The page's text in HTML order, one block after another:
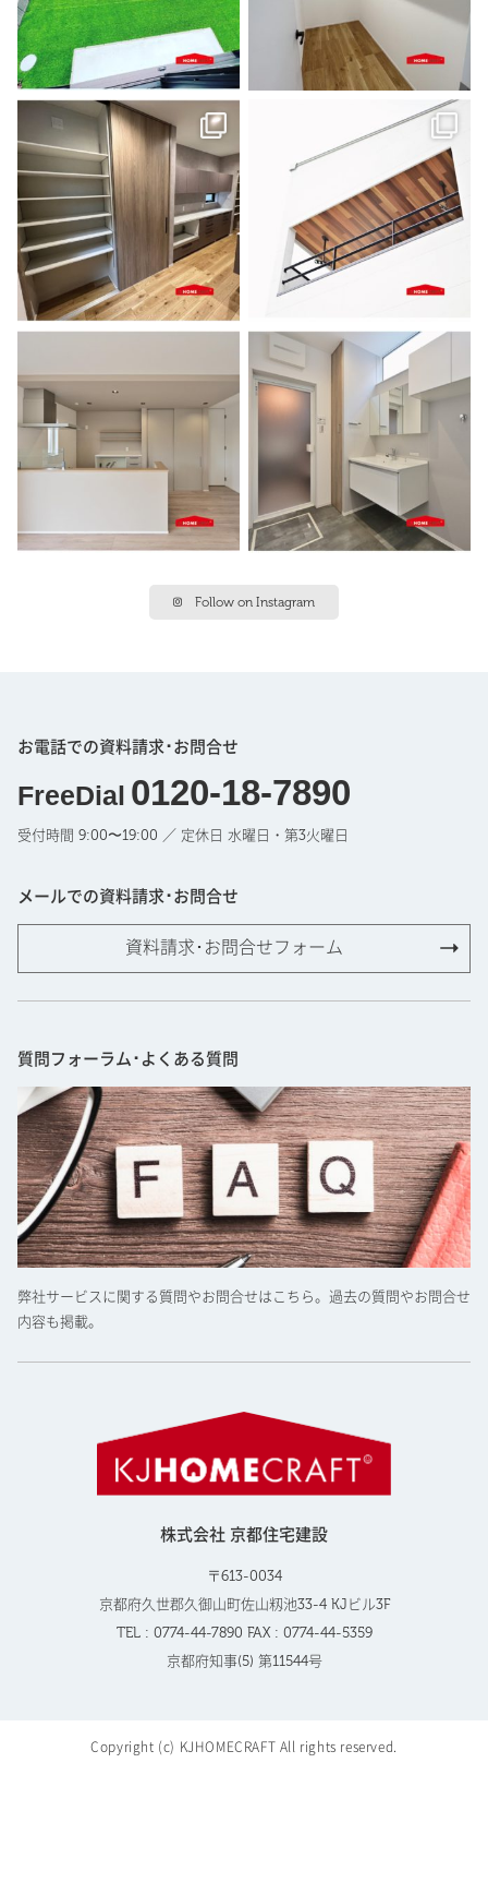
Follow on Instagram
お電話での資料請求･お問合せ
FreeDial 0120-18-7890
受付時間 9:00〜19:00 ／ 定休日 水曜日・第3火曜日
メールでの資料請求･お問合せ
資料請求･お問合せフォーム
質問フォーラム･よくある質問
弊社サービスに関する質問やお問合せはこちら。過去の質問やお問合せ
内容も掲載。
株式会社 京都住宅建設
〒613-0034
京都府久世郡久御山町佐山籾池33-4 KJビル3F
TEL : 0774-44-7890 FAX : 0774-44-5359
京都府知事(5) 第11544号
Copyright (c) KJHOMECRAFT All rights reserved.